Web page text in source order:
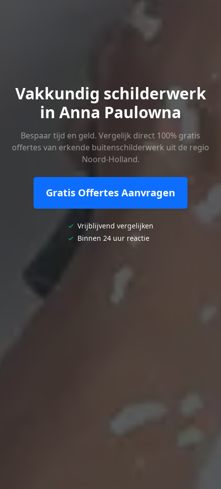
Vakkundig schilderwerk
in Anna Paulowna
Bespaar tijd en geld. Vergelijk direct 100% gratis
offertes van erkende buitenschilderwerk uit de regio
Noord-Holland.
Gratis Offertes Aanvragen
✓ Vrijblijvend vergelijken
✓ Binnen 24 uur reactie